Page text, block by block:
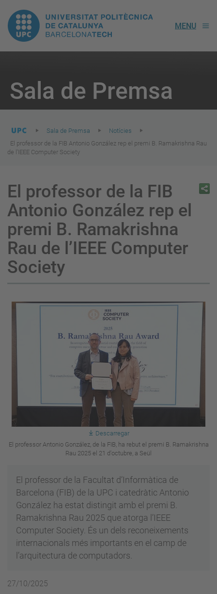
UPC.
Universitat
de
Catalunya
MENU
Sala de Premsa
here:
Sala de Premsa
Notícies
El professor de la FIB Antonio González rep el premi B. Ramakrishna Rau
de l’IEEE Computer Society
El professor de la FIB
Antonio González rep el
premi B. Ramakrishna
Rau de l’IEEE Computer
Society
Descarregar
El professor Antonio González, de la FIB, ha rebut el premi B. Ramakrishna
Rau 2025 el 21 d'octubre, a Seül
El professor de la Facultat d’Informàtica de
Barcelona (FIB) de la UPC i catedràtic Antonio
González ha estat distingit amb el premi B.
Ramakrishna Rau 2025 que atorga l’IEEE
Computer Society. És un dels reconeixements
internacionals més importants en el camp de
l’arquitectura de computadors.
27/10/2025